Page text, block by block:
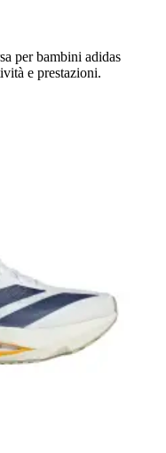
per bambini adidas
e prestazioni.